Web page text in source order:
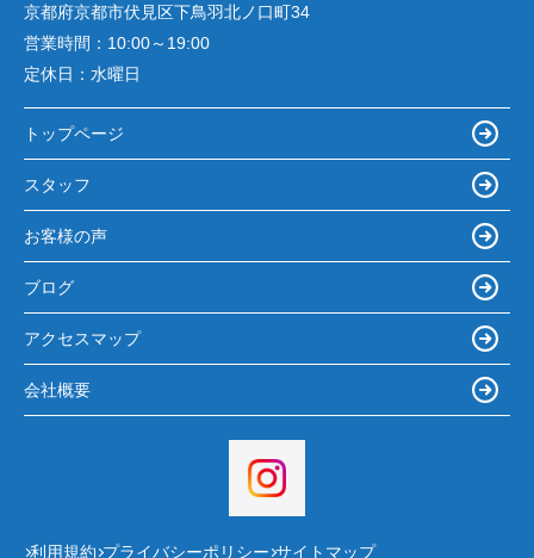
京都府京都市伏見区下鳥羽北ノ口町34
営業時間： 10:00～19:00
定休日： 水曜日
トップページ
スタッフ
お客様の声
ブログ
アクセスマップ
会社概要
利用規約 プライバシーポリシー サイトマップ